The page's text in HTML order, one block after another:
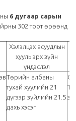
6 дугаар сарын
302 тоот өрөөнд
Хэлэлцэх асуудлын
хууль эрх зүйн
үндэслэл
Төрийн албаны
тухай хуулийн 21
дүгээр зүйлийн 21.5
дахь хэсэг